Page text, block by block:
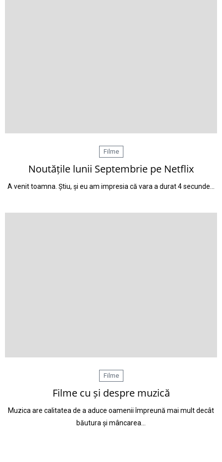
Filme
Noutățile lunii Septembrie pe Netflix
A venit toamna. Știu, și eu am impresia că vara a durat 4 secunde…
Filme
Filme cu și despre muzică
Muzica are calitatea de a aduce oamenii împreună mai mult decât
băutura și mâncarea…